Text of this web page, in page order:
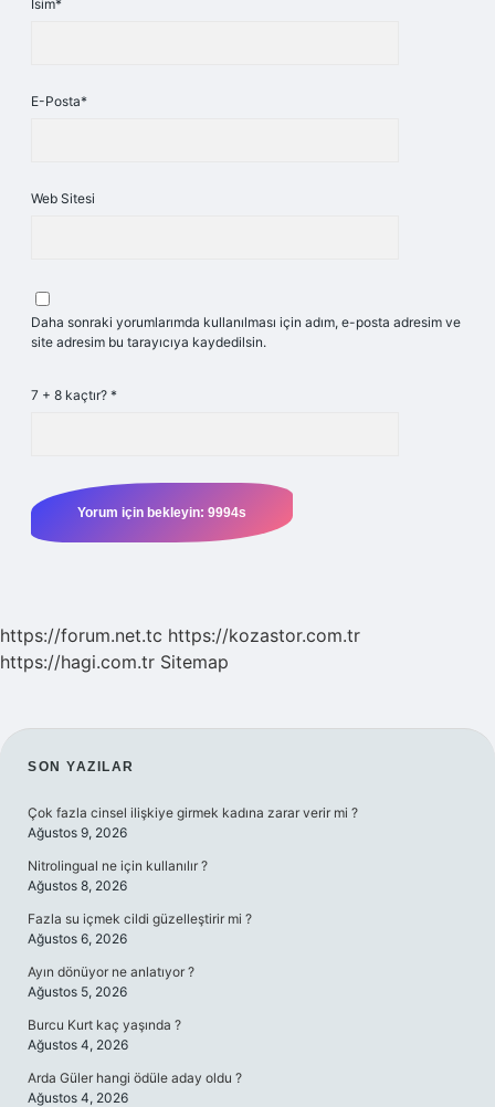
İsim*
E-Posta*
Web Sitesi
Daha sonraki yorumlarımda kullanılması için adım, e-posta adresim ve
site adresim bu tarayıcıya kaydedilsin.
7 + 8 kaçtır? *
https://forum.net.tc https://kozastor.com.tr
https://hagi.com.tr Sitemap
SIDEBAR
SON YAZILAR
Çok fazla cinsel ilişkiye girmek kadına zarar verir mi ?
Ağustos 9, 2026
Nitrolingual ne için kullanılır ?
Ağustos 8, 2026
Fazla su içmek cildi güzelleştirir mi ?
Ağustos 6, 2026
Ayın dönüyor ne anlatıyor ?
Ağustos 5, 2026
Burcu Kurt kaç yaşında ?
Ağustos 4, 2026
Arda Güler hangi ödüle aday oldu ?
Ağustos 4, 2026